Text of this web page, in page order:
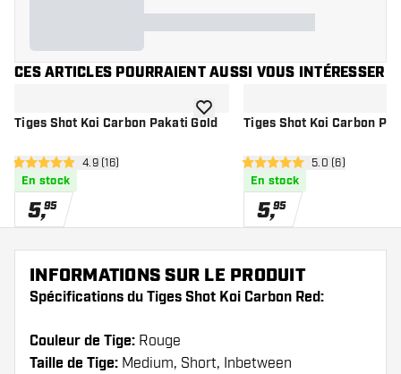
CES ARTICLES POURRAIENT AUSSI VOUS INTÉRESSER
Tiges Shot Koi Carbon Pakati Gold
ouvrir le panneau des avis
4.9 étoiles de notation
4.9 (16)
En stock
5,95
ajouter à la liste de souhaits
Tiges Shot Koi Carbon
ouvrir le
5 étoiles de notation
5.0 (6)
En stock
5,95
INFORMATIONS SUR LE PRODUIT
Spécifications du Tiges Shot Koi Carbon Red:
Couleur de Tige: Rouge
Taille de Tige: Medium, Short, Inbetween